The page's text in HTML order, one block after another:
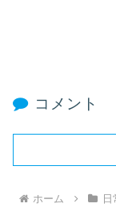
コメント
ホーム 日